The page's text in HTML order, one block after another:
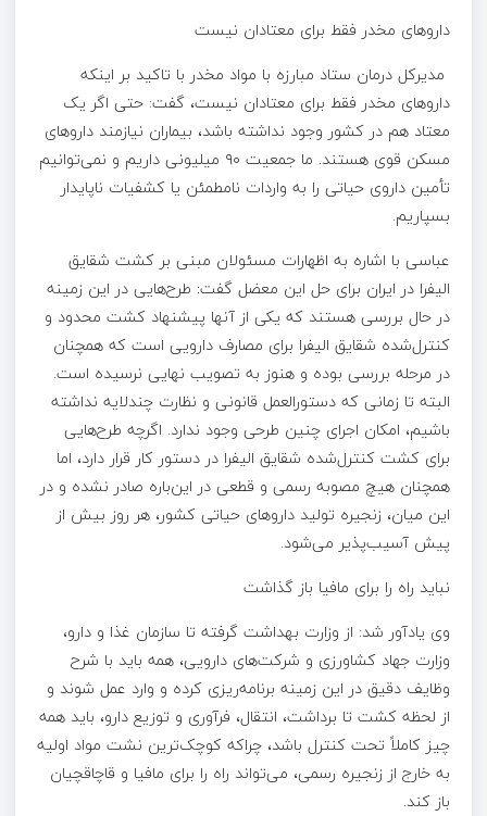
داروهای مخدر فقط برای معتادان نیست
مدیرکل درمان ستاد مبارزه با مواد مخدر با تاکید بر اینکه
داروهای مخدر فقط برای معتادان نیست، گفت: حتی اگر یک
معتاد هم در کشور وجود نداشته باشد، بیماران نیازمند داروهای
مسکن قوی هستند. ما جمعیت ۹۰ میلیونی داریم و نمی‌توانیم
تأمین داروی حیاتی را به واردات نامطمئن یا کشفیات ناپایدار
بسپاریم.
عباسی با اشاره به اظهارات مسئولان مبنی بر کشت شقایق
الیفرا در ایران برای حل این معضل گفت: طرح‌هایی در این زمینه
در حال بررسی هستند که یکی از آنها پیشنهاد کشت محدود و
کنترل‌شده شقایق الیفرا برای مصارف دارویی است که همچنان
در مرحله بررسی بوده و هنوز به تصویب نهایی نرسیده است.
البته تا زمانی که دستورالعمل قانونی و نظارت چندلایه نداشته
باشیم، امکان اجرای چنین طرحی وجود ندارد. اگرچه طرح‌هایی
برای کشت کنترل‌شده شقایق الیفرا در دستور کار قرار دارد، اما
همچنان هیچ مصوبه رسمی و قطعی در این‌باره صادر نشده و در
این میان، زنجیره تولید داروهای حیاتی کشور، هر روز بیش از
پیش آسیب‌پذیر می‌شود.
نباید راه را برای مافیا باز گذاشت
وی یادآور شد: از وزارت بهداشت گرفته تا سازمان غذا و دارو،
وزارت جهاد کشاورزی و شرکت‌های دارویی، همه باید با شرح
وظایف دقیق در این زمینه برنامه‌ریزی کرده و وارد عمل شوند و
از لحظه کشت تا برداشت، انتقال، فرآوری و توزیع دارو، باید همه
چیز کاملاً تحت کنترل باشد، چراکه کوچک‌ترین نشت مواد اولیه
به خارج از زنجیره رسمی، می‌تواند راه را برای مافیا و قاچاقچیان
باز کند.